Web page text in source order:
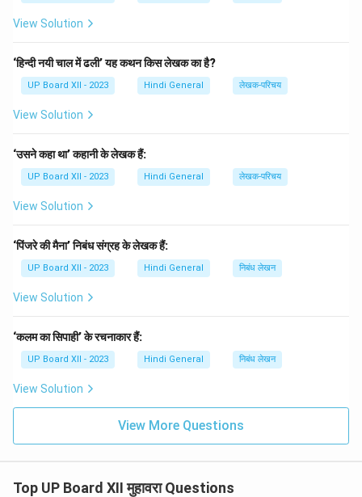
View Solution
‘हिन्दी नयी चाल में ढली’ यह कथन किस लेखक का है?
UP Board XII - 2023 Hindi General लेखक-परिचय
View Solution
‘उसने कहा था’ कहानी के लेखक हैं:
UP Board XII - 2023 Hindi General लेखक-परिचय
View Solution
‘पिंजरे की मैना’ निबंध संग्रह के लेखक हैं:
UP Board XII - 2023 Hindi General निबंध लेखन
View Solution
‘कलम का सिपाही’ के रचनाकार हैं:
UP Board XII - 2023 Hindi General निबंध लेखन
View Solution
View More Questions
Top UP Board XII मुहावरा Questions